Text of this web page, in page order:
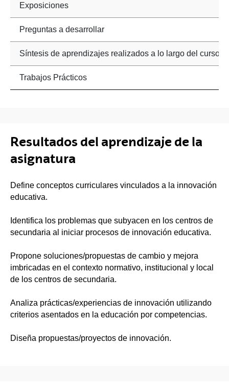
Exposiciones
Preguntas a desarrollar
Síntesis de aprendizajes realizados a lo largo del curso.
Trabajos Prácticos
Resultados del aprendizaje de la
asignatura
Define conceptos curriculares vinculados a la innovación
educativa.
Identifica los problemas que subyacen en los centros de
secundaria al iniciar procesos de innovación educativa.
Propone soluciones/propuestas de cambio y mejora
imbricadas en el contexto normativo, institucional y local
de los centros de secundaria.
Analiza prácticas/experiencias de innovación utilizando
criterios asentados en la educación por competencias.
Diseña propuestas/proyectos de innovación.